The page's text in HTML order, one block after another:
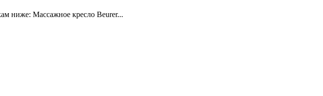
ниже: Массажное кресло Beurer...